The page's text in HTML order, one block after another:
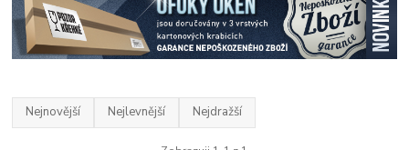
Nejnovější Nejlevnější Nejdražší